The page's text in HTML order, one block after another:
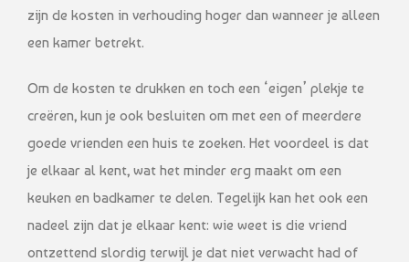
zijn de kosten in verhouding hoger dan wanneer je alleen
een kamer betrekt.
Om de kosten te drukken en toch een ‘eigen’ plekje te
creëren, kun je ook besluiten om met een of meerdere
goede vrienden een huis te zoeken. Het voordeel is dat
je elkaar al kent, wat het minder erg maakt om een
keuken en badkamer te delen. Tegelijk kan het ook een
nadeel zijn dat je elkaar kent: wie weet is die vriend
ontzettend slordig terwijl je dat niet verwacht had of